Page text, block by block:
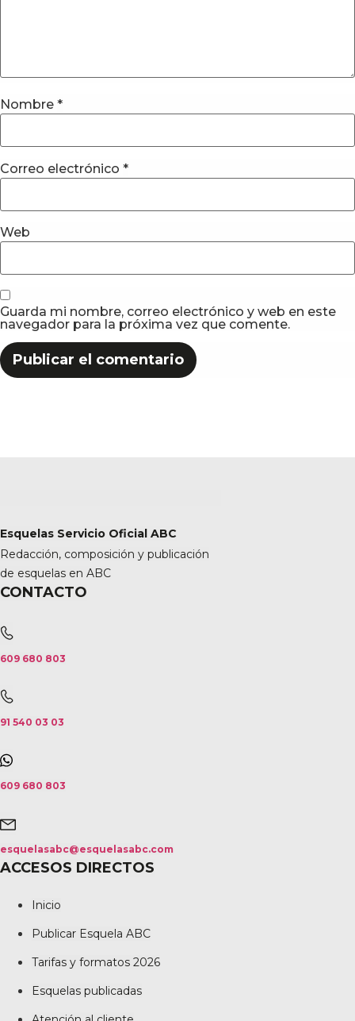
Nombre *
Correo electrónico *
Web
Guarda mi nombre, correo electrónico y web en este
navegador para la próxima vez que comente.
Esquelas Servicio Oficial ABC
Redacción, composición y publicación
de esquelas en ABC
CONTACTO
609 680 803
91 540 03 03
609 680 803
esquelasabc@esquelasabc.com
ACCESOS DIRECTOS
Inicio
Publicar Esquela ABC
Tarifas y formatos 2026
Esquelas publicadas